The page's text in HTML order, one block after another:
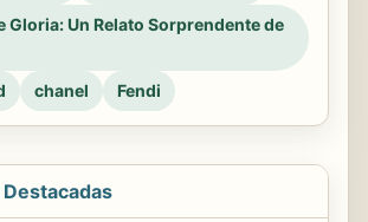
Gloria: Un Relato Sorprendente de
chanel Fendi